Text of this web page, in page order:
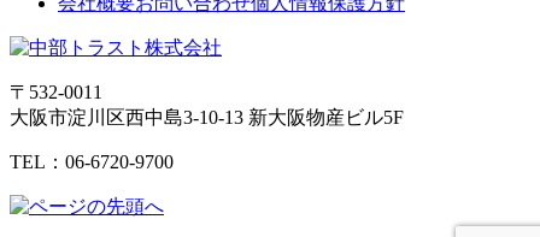
〒532-0011
大阪市淀川区西中島3-10-13 新大阪物産ビル5F
TEL：06-6720-9700